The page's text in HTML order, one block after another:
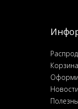
Корзина
Новости